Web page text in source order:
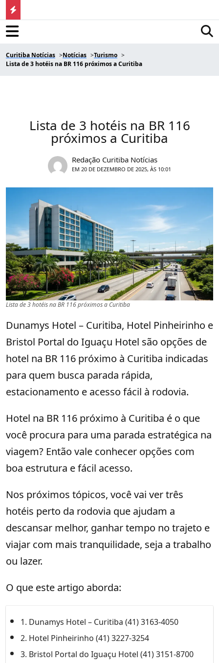
Curitiba Notícias Notícias
Turismo
Lista de 3 hotéis na BR 116 próximos a Curitiba
Lista de 3 hotéis na BR 116
próximos a Curitiba
Redação Curitiba Notícias
EM 20 DE DEZEMBRO DE 2025, ÀS 10:01
Lista de 3 hotéis na BR 116 próximos a Curitiba
Dunamys Hotel – Curitiba, Hotel Pinheirinho e
Bristol Portal do Iguaçu Hotel são opções de
hotel na BR 116 próximo à Curitiba indicadas
para quem busca parada rápida,
estacionamento e acesso fácil à rodovia.
Hotel na BR 116 próximo à Curitiba é o que
você procura para uma parada estratégica na
viagem? Então vale conhecer opções com
boa estrutura e fácil acesso.
Nos próximos tópicos, você vai ver três
hotéis perto da rodovia que ajudam a
descansar melhor, ganhar tempo no trajeto e
viajar com mais tranquilidade, seja a trabalho
ou lazer.
O que este artigo aborda:
1. Dunamys Hotel – Curitiba (41) 3163-4050
2. Hotel Pinheirinho (41) 3227-3254
3. Bristol Portal do Iguaçu Hotel (41) 3151-8700